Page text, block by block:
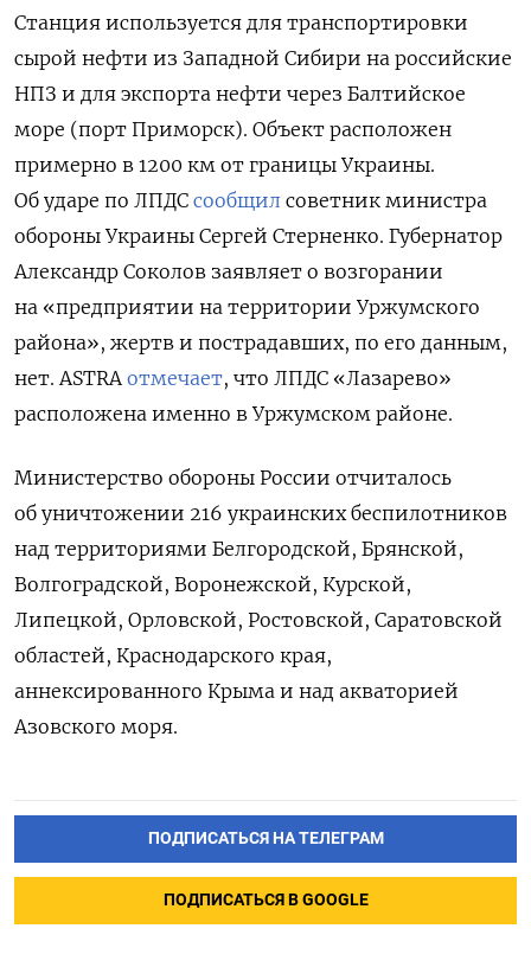
Станция используется для транспортировки
сырой нефти из Западной Сибири на российские
НПЗ и для экспорта нефти через Балтийское
море (порт Приморск). Объект расположен
примерно в 1200 км от границы Украины.
Об ударе по ЛПДС сообщил советник министра
обороны Украины Сергей Стерненко. Губернатор
Александр Соколов заявляет о возгорании
на «предприятии на территории Уржумского
района», жертв и пострадавших, по его данным,
нет. ASTRA отмечает, что ЛПДС «Лазарево»
расположена именно в Уржумском районе.
Министерство обороны России отчиталось
об уничтожении 216 украинских беспилотников
над территориями Белгородской, Брянской,
Волгоградской, Воронежской, Курской,
Липецкой, Орловской, Ростовской, Саратовской
областей, Краснодарского края,
аннексированного Крыма и над акваторией
Азовского моря.
ПОДПИСАТЬСЯ НА ТЕЛЕГРАМ
ПОДПИСАТЬСЯ В GOOGLE